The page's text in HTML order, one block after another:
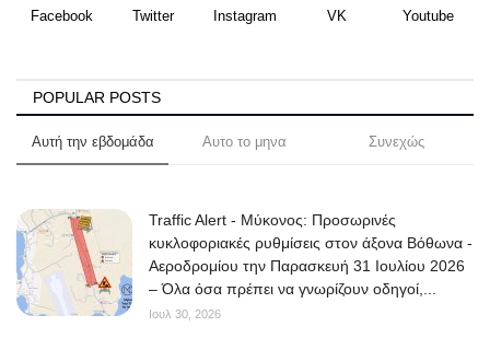
Facebook Twitter Instagram VK Youtube
POPULAR POSTS
Αυτή την εβδομάδα Αυτο το μηνα Συνεχώς
Traffic Alert - Μύκονος: Προσωρινές
κυκλοφοριακές ρυθμίσεις στον άξονα Βόθωνα -
Αεροδρομίου την Παρασκευή 31 Ιουλίου 2026
– Όλα όσα πρέπει να γνωρίζουν οδηγοί,...
Ιουλ 30, 2026